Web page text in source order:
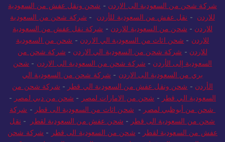
شركة شحن من السعودية الى الاردن - شحن ونقل عفش من السعودية
للاردن - نقل عفش من السعودية للأردن - شركة شحن من السعودية
للاردن - شحن من السعودية للاردن - شركة نقل عفش من السعودية
للاردن - شحن اثاث من السعودية الي الاردن - شحن من السعودية
للاردن - شركة شحن من السعودية الي الاردن - شركة شحن من
السعودية إلى الأردن - شركة شحن من السعودية الى الاردن - شحن
بري من السعودية الى الاردن - شركة شحن من السعودية الي
الأردن - شحن ونقل عفش من السعودية الي قطر - شركة شحن من
السعودية الي قطر - شحن من الامارات لمصر - شحن من دبي لمصر -
شحن من أبوظبي لمصر - شحن اثاث من السعودية الى قطر - شركة
شحن من السعودية الى قطر - شحن عفش من السعودية لقطر - نقل
عفش من السعودية لقطر - شحن من السعودية الى قطر - شركة شحن